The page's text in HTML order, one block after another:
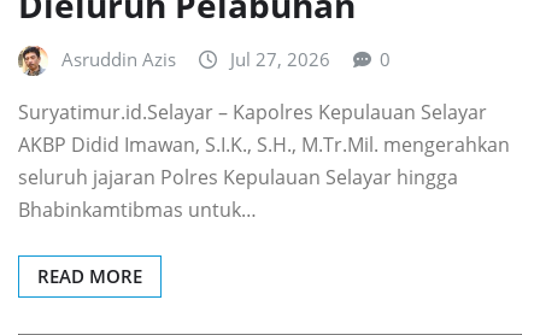
Asruddin Azis Jul 27, 2026 0
Suryatimur.id.Selayar – Kapolres Kepulauan Selayar
AKBP Didid Imawan, S.I.K., S.H., M.Tr.Mil. mengerahkan
seluruh jajaran Polres Kepulauan Selayar hingga
Bhabinkamtibmas untuk…
READ MORE